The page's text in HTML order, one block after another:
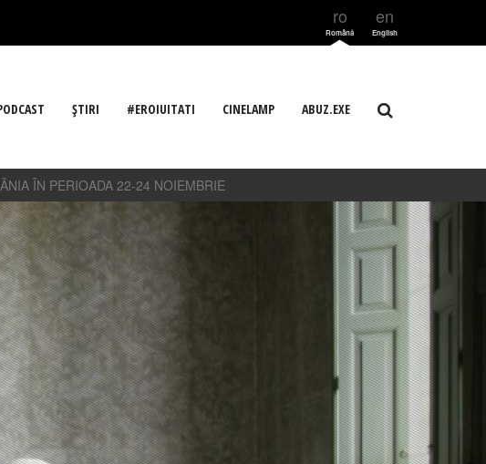
ro
Română
en
English
ŞTIRI #EROIUITATI CINELAMP ABUZ.EXE
ÎN PERIOADA 22-24 NOIEMBRIE